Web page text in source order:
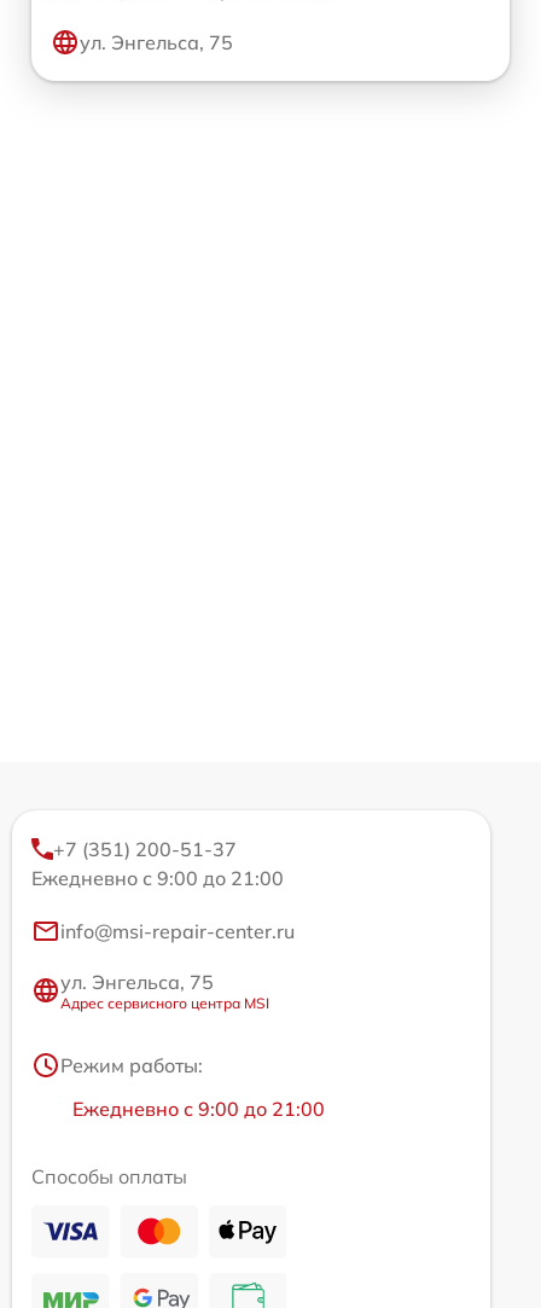
ул. Энгельса, 75
+7 (351) 200-51-37
Ежедневно с 9:00 до 21:00
info@msi-repair-center.ru
ул. Энгельса, 75
Адрес сервисного центра MSI
Режим работы:
Ежедневно с 9:00 до 21:00
Способы оплаты